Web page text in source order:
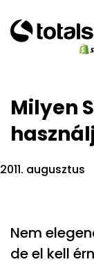
Milyen
2011. augusztus
Nem
de el kell